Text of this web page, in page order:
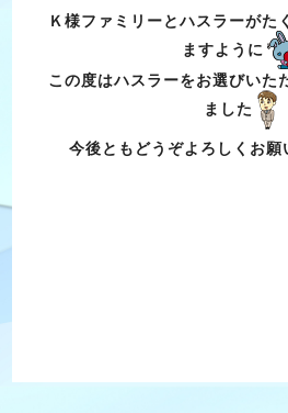
Ｋ様ファミリーとハスラーがた
ますように
この度はハスラーをお選びいた
ました
今後ともどうぞよろしくお願